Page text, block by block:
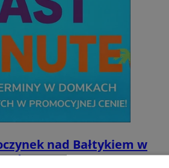
nad Bałtykiem w
Morze